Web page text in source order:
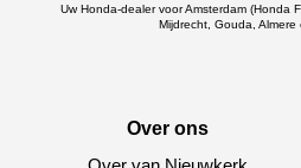
Uw Honda-dealer voor Amsterdam (Honda
Mijdrecht, Gouda, Almere
Over ons